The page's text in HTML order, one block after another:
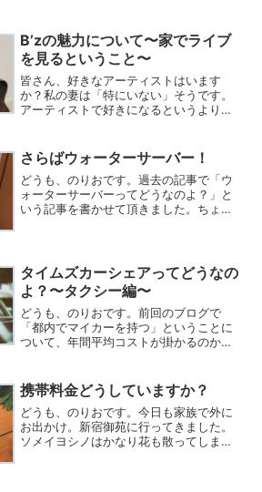
て家で過ごす時間がかなり増えているか
と思います。街の中心部に...
B’zの魅力について〜家でライブ
を見るということ〜
皆さん、好きなアーティストはいます
か？私の妻は「特にいない」そうです。
アーティストで好きになるというより、
「Pretender」とかハマっていました。
かといってそこからオフィシ...
さらばウォーターサーバー！
どうも、のりおです。過去の記事で「ウ
ォーターサーバーってどうなのよ？」と
いう記事を書かせて頂きました。ちょっ
事の中で結論としてウォー...
タイムズカーシェアってどうなの
よ？〜タクシー編〜
どうも、のりおです。前回のブログで
「都内でマイカーを持つ」ということに
ついて、年間平均コストが掛かるのかに
契約して保有したとして、全く乗らなく
ても年間平均70万円近...
携帯料金どうしていますか？
どうも、のりおです。今日も家族で外に
お出かけ。新宿御苑に行ってきました。
ソメイヨシノはかなり花も散ってしまっ